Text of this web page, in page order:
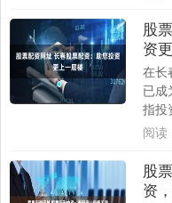
股
资
在长
已成
指投
己的
阅读
股
资